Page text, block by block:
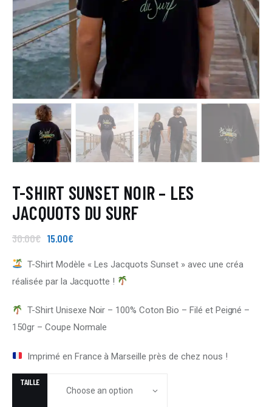
T-SHIRT SUNSET NOIR – LES
JACQUOTS DU SURF
30.00€ 15.00€
T-Shirt Modèle « Les Jacquots Sunset » avec une créa
réalisée par la Jacquotte !
T-Shirt Unisexe Noir – 100% Coton Bio – Filé et Peigné –
150gr – Coupe Normale
Imprimé en France à Marseille près de chez nous !
TAILLE